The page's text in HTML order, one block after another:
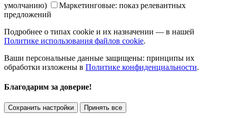
умолчанию)
Маркетинговые: показ релевантных
предложений
Подробнее о типах cookie и их назначении — в нашей
Политике использования файлов cookie.
Ваши персональные данные защищены: принципы их
обработки изложены в Политике конфиденциальности.
Благодарим за доверие!
Сохранить настройки Принять все